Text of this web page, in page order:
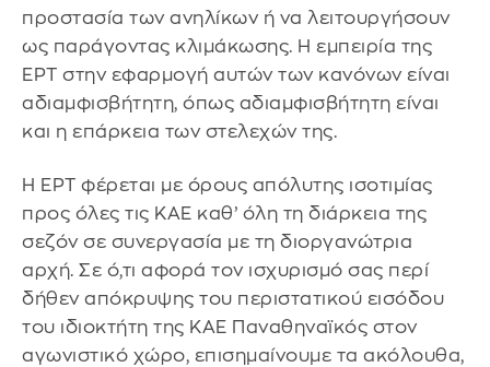
προστασία των ανηλίκων ή να λειτουργήσουν
ως παράγοντας κλιμάκωσης. Η εμπειρία της
ΕΡΤ στην εφαρμογή αυτών των κανόνων είναι
αδιαμφισβήτητη, όπως αδιαμφισβήτητη είναι
και η επάρκεια των στελεχών της.
Η ΕΡΤ φέρεται με όρους απόλυτης ισοτιμίας
προς όλες τις ΚΑΕ καθ’ όλη τη διάρκεια της
σεζόν σε συνεργασία με τη διοργανώτρια
αρχή. Σε ό,τι αφορά τον ισχυρισμό σας περί
δήθεν απόκρυψης του περιστατικού εισόδου
του ιδιοκτήτη της ΚΑΕ Παναθηναϊκός στον
αγωνιστικό χώρο, επισημαίνουμε τα ακόλουθα,